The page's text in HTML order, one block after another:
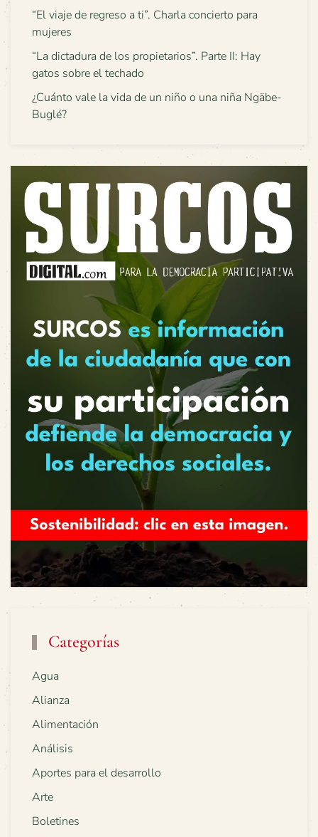
“El viaje de regreso a ti”. Charla concierto para
mujeres
“La dictadura de los propietarios”. Parte II: Hay
gatos sobre el techado
¿Cuánto vale la vida de un niño o una niña Ngäbe-
Buglé?
Categorías
Agua
Alianza
Alimentación
Análisis
Aportes para el desarrollo
Arte
Boletines